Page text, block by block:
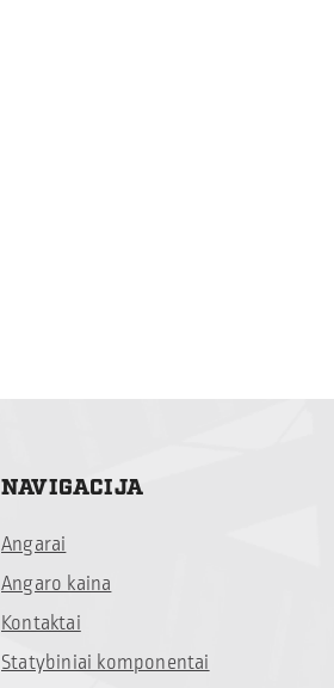
NAVIGACIJA
Angarai
Angaro kaina
Kontaktai
Statybiniai komponentai